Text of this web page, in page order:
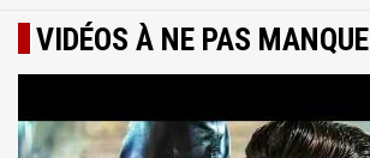
VIDÉOS À NE PAS